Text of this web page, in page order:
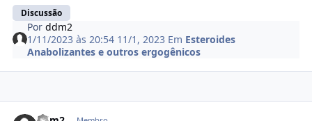
Discussão
Porddm2
1/11/2023 às 20:54 11/1, 2023 Em Esteroides
Anabolizantes e outros ergogênicos